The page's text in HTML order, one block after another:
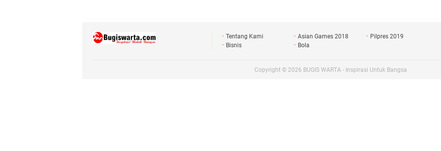
Tentang Kami Asian Games 2018
Pilpres 2019
Bisnis
Bola
Copyright © 2026 BUGIS WARTA - Inspirasi Untuk Bangsa